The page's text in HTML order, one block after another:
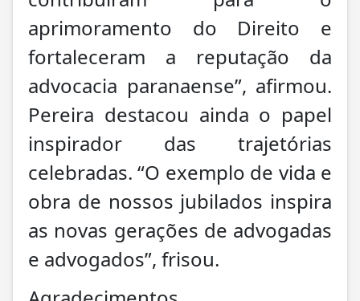
aprimoramento do Direito e
fortaleceram a reputação da
advocacia paranaense”, afirmou.
Pereira destacou ainda o papel
inspirador das trajetórias
celebradas. “O exemplo de vida e
obra de nossos jubilados inspira
as novas gerações de advogadas
e advogados”, frisou.